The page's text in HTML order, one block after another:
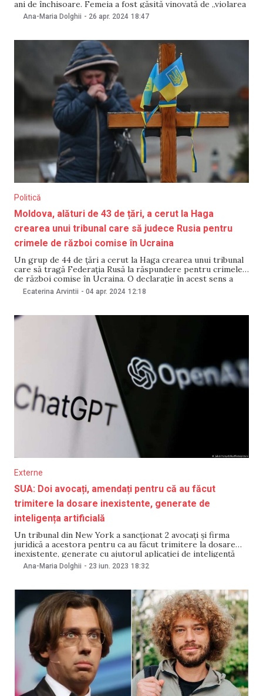
ani de închisoare. Femeia a fost găsită vinovată de „violarea
unității și integrității statului” și „crimă cu premeditare”.
Sentința a fost pronunțată pe 26 aprilie de un tribunal din
Ana-Maria Dolghii - 26 apr. 2024 18:47
Politică
Moldova, alături de 43 de țări, a cerut la Haga
crearea unui tribunal care să judece Rusia pentru
crimele de război comise în Ucraina
Un grup de 44 de țări a cerut la Haga crearea unui tribunal
care să tragă Federația Rusă la răspundere pentru crimele
de război comise în Ucraina. O declarație în acest sens a
fost adoptată în urma conferinței „Restabilirea justiției
pentru Ucraina”. Documentul a fost susținut inclusiv de
Ecaterina Arvintii - 04 apr. 2024 12:18
Externe
SUA: Doi avocați, amendați pentru că au făcut
trimitere la dosare inexistente, generate de
inteligența artificială
Un tribunal din New York a sancționat 2 avocați și firma
juridică a acestora pentru ca au făcut trimitere la dosare
inexistente, generate cu ajutorul aplicației de inteligență
artificială ChatGPT. Aceștia au fost amendați cu $5 000.
Potrivit hotărârii judecătorești, avocații au acționat cu rea-
Ana-Maria Dolghii - 23 iun. 2023 18:32